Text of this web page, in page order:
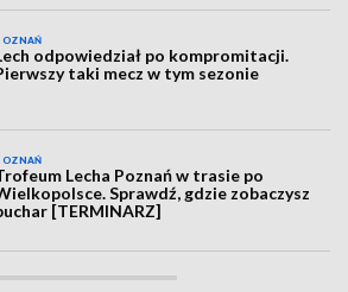
odpowiedział po kompromitacji.
taki mecz w tym sezonie
Lecha Poznań w trasie po
Sprawdź, gdzie zobaczysz
[TERMINARZ]